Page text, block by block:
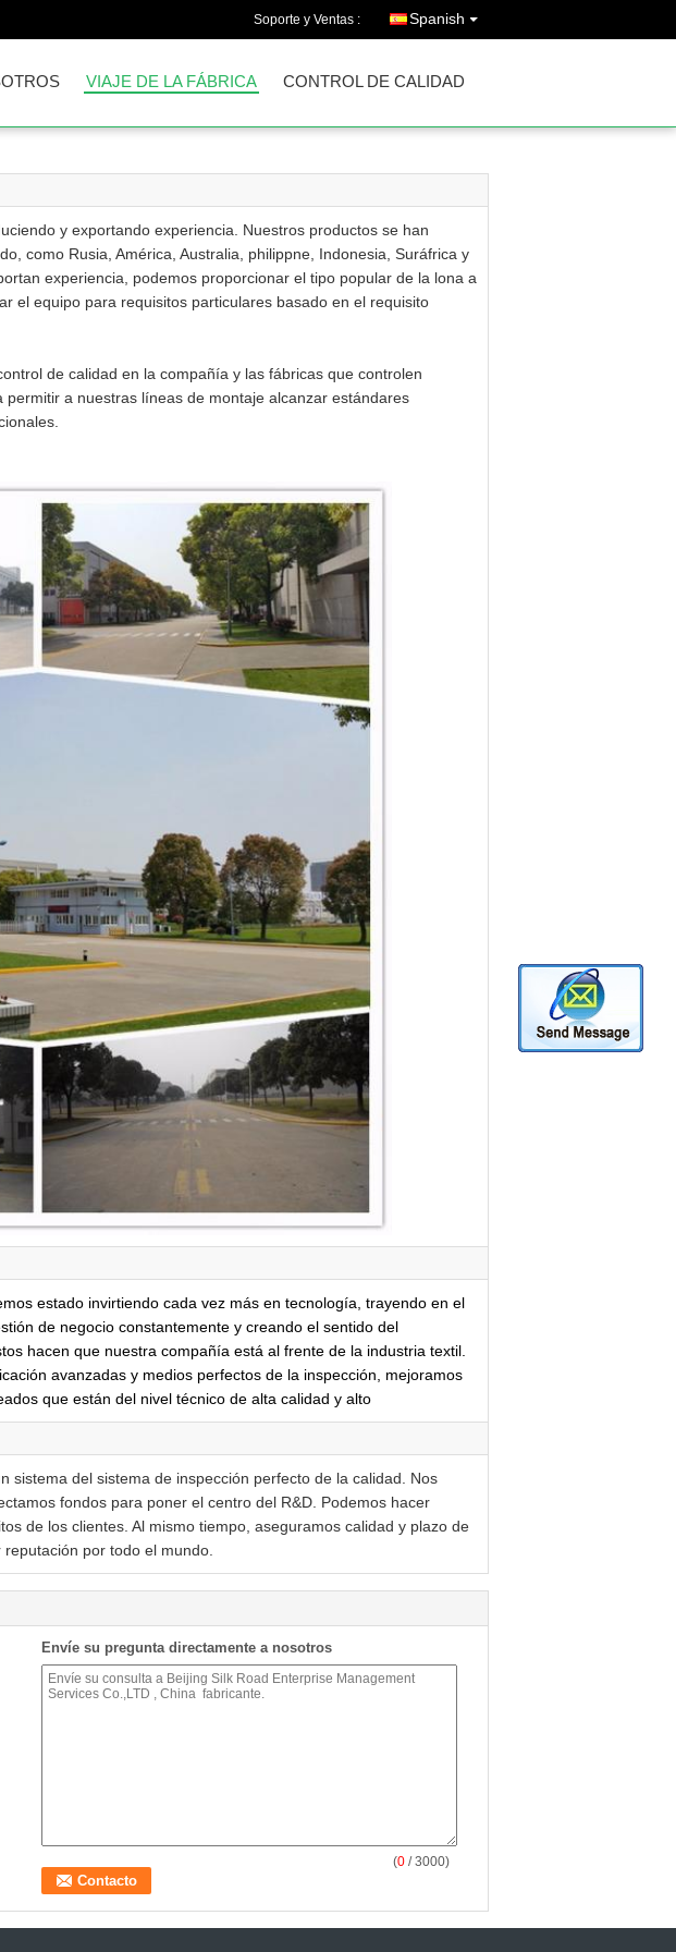
Soporte y Ventas : Spanish
VIAJE DE LA FÁBRICA CONTROL DE CALIDAD
y exportando experiencia. Nuestros productos se han
como Rusia, América, Australia, philippne, Indonesia, Suráfrica y
experiencia, podemos proporcionar el tipo popular de la lona a
el equipo para requisitos particulares basado en el requisito
de calidad en la compañía y las fábricas que controlen
a nuestras líneas de montaje alcanzar estándares
estado invirtiendo cada vez más en tecnología, trayendo en el
de negocio constantemente y creando el sentido del
hacen que nuestra compañía está al frente de la industria textil.
avanzadas y medios perfectos de la inspección, mejoramos
que están del nivel técnico de alta calidad y alto
sistema del sistema de inspección perfecto de la calidad. Nos
fondos para poner el centro del R&D. Podemos hacer
de los clientes. Al mismo tiempo, aseguramos calidad y plazo de
por todo el mundo.
Envíe su pregunta directamente a nosotros
(0 / 3000)